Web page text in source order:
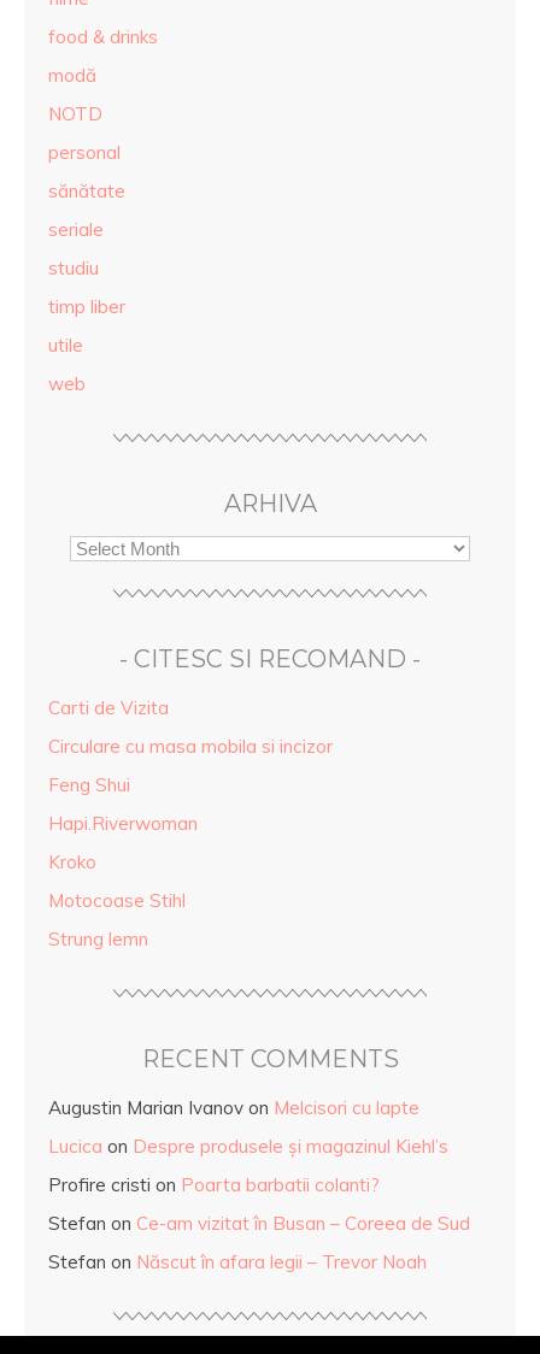
food & drinks
modă
NOTD
personal
sănătate
seriale
studiu
timp liber
utile
web
ARHIVA
- CITESC SI RECOMAND -
Carti de Vizita
Circulare cu masa mobila si incizor
Feng Shui
Hapi.Riverwoman
Kroko
Motocoase Stihl
Strung lemn
RECENT COMMENTS
Augustin Marian Ivanov on Melcisori cu lapte
Lucica on Despre produsele și magazinul Kiehl’s
Profire cristi on Poarta barbatii colanti?
Stefan on Ce-am vizitat în Busan – Coreea de Sud
Stefan on Născut în afara legii – Trevor Noah